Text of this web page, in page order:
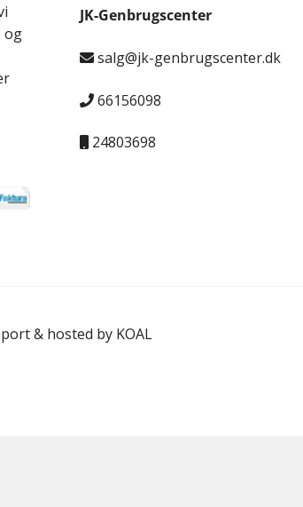
og
JK-Genbrugscenter
salg@jk-genbrugscenter.dk
66156098
24803698
& hosted by KOAL